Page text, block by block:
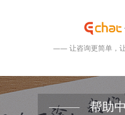
—— 让咨询更简单，
帮助